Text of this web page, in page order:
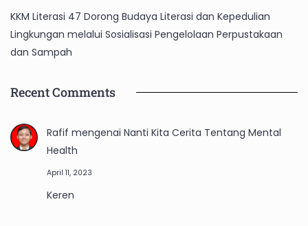
KKM Literasi 47 Dorong Budaya Literasi dan Kepedulian
Lingkungan melalui Sosialisasi Pengelolaan Perpustakaan
dan Sampah
Recent Comments
Rafif mengenai Nanti Kita Cerita Tentang Mental
Health
April 11, 2023
Keren